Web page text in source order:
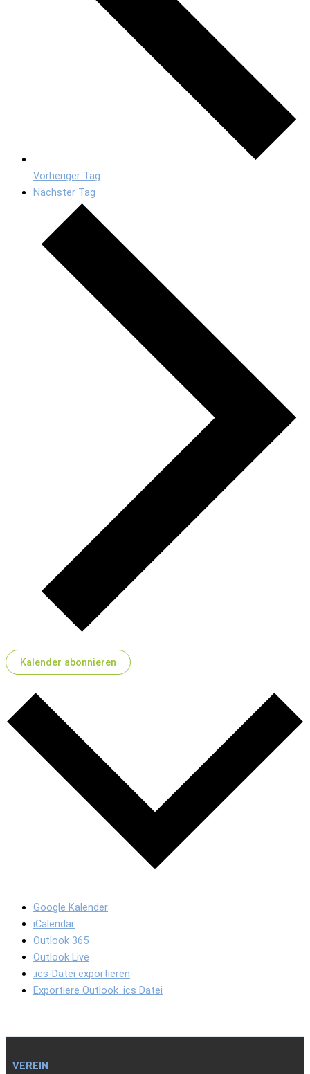
Vorheriger Tag
Nächster Tag
Kalender abonnieren
Google Kalender
iCalendar
Outlook 365
Outlook Live
.ics-Datei exportieren
Exportiere Outlook .ics Datei
VEREIN